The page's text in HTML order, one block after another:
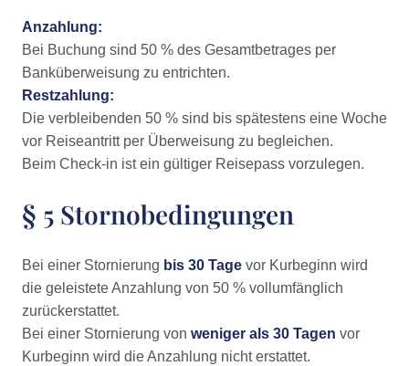
Anzahlung:
Bei Buchung sind 50 % des Gesamtbetrages per
Banküberweisung zu entrichten.
Restzahlung:
Die verbleibenden 50 % sind bis spätestens eine Woche
vor Reiseantritt per Überweisung zu begleichen.
Beim Check-in ist ein gültiger Reisepass vorzulegen.
§ 5 Stornobedingungen
Bei einer Stornierung bis 30 Tage vor Kurbeginn wird
die geleistete Anzahlung von 50 % vollumfänglich
zurückerstattet.
Bei einer Stornierung von weniger als 30 Tagen vor
Kurbeginn wird die Anzahlung nicht erstattet.